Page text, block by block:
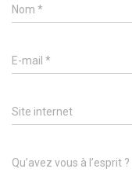
Nom *
E-mail *
Site internet
Qu’avez vous à l’esprit ?